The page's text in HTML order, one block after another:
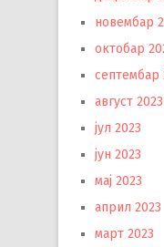
новембар
октобар
септембар
август 2023
јул 2023
јун 2023
мај 2023
април 2023
март 2023